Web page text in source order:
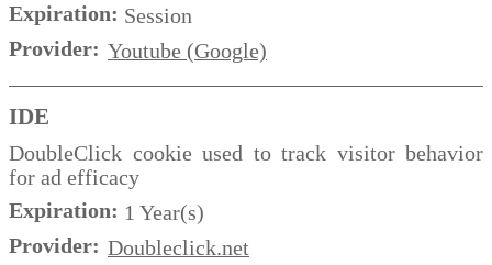
Expiration: Session
Provider: Youtube (Google)
IDE
DoubleClick cookie used to track visitor behavior
for ad efficacy
Expiration: 1 Year(s)
Provider: Doubleclick.net